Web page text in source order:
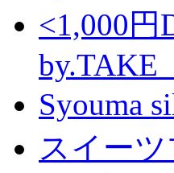
<1,000
Syouma
スイー